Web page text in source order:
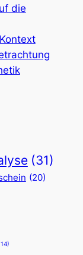
die
(31)
(20)